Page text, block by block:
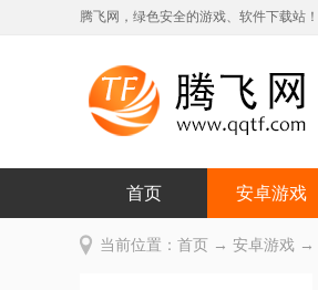
腾飞网，绿色安全的游戏、软件下载站！
首页 安卓游戏
当前位置： 首页 → 安卓游戏 →